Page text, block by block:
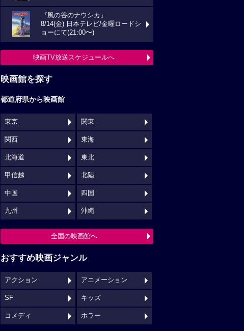
『風の谷のナウシカ』
8/14(金) 日本テレビ/金曜ロードシ
ョーにて(21:00〜)
映画TV放送スケジュールへ
映画館を探す
都道府県から映画館
東京 関東
関西 東海
北海道 東北
甲信越 北陸
中国 四国
九州 沖縄
全国の映画館へ
おすすめ映画ジャンル
アクション アニメーション
SF キッズ
コメディ ホラー